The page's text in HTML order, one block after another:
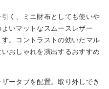
く、ミニ財布としても使いや
いマットなスムースレザー
。コントラストの効いたマル
おしゃれを演出するおすすめ
ータブを配置。取り外しでき